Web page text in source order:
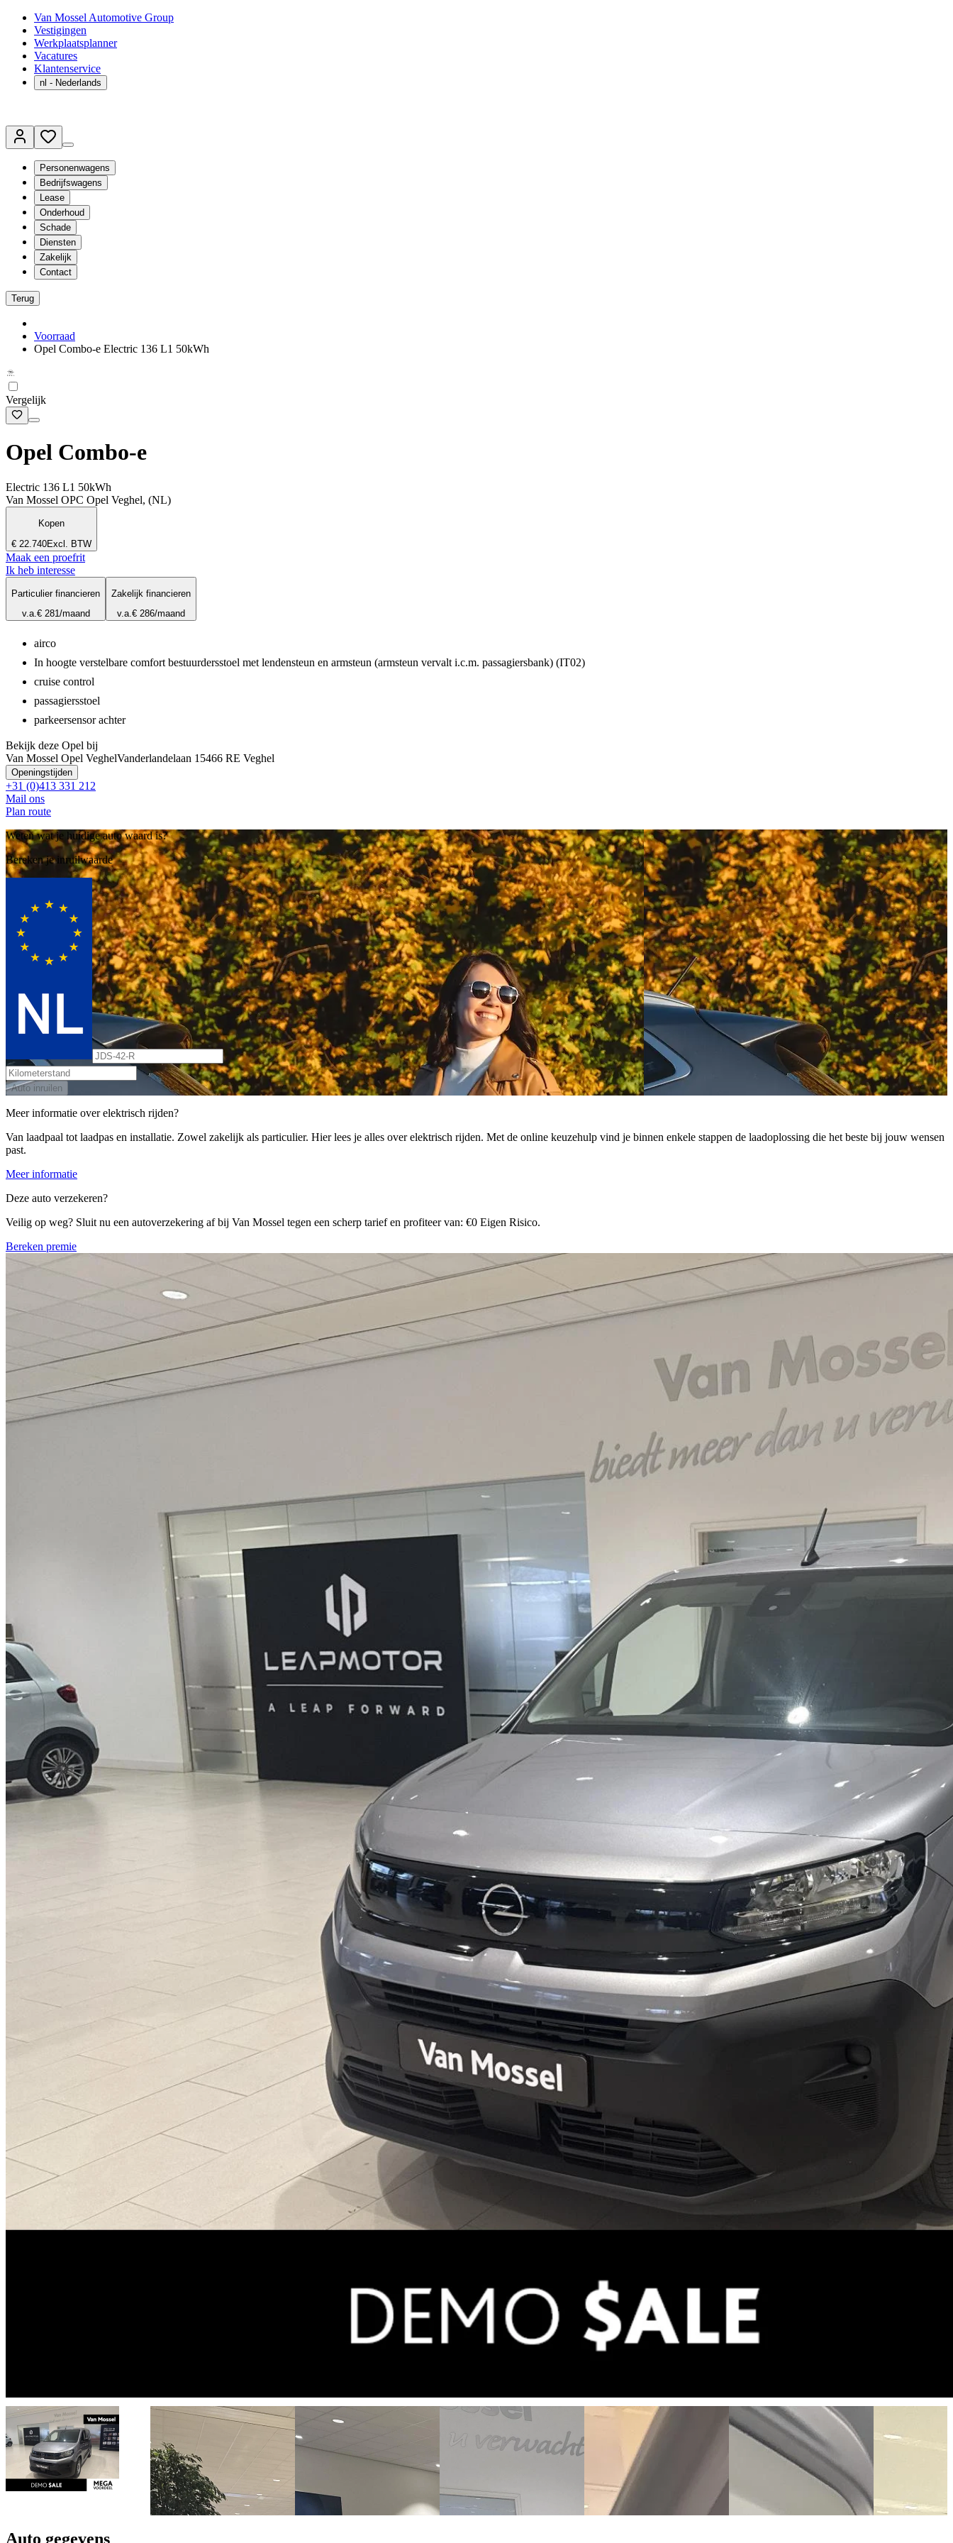
Van Mossel Automotive Group
Vestigingen
Werkplaatsplanner
Vacatures
Klantenservice
nl - Nederlands
Personenwagens
Bedrijfswagens
Lease
Onderhoud
Schade
Diensten
Zakelijk
Contact
Terug
Voorraad
Opel Combo-e Electric 136 L1 50kWh
Vergelijk
Opel Combo-e
Electric 136 L1 50kWh
Van Mossel OPC Opel Veghel, (NL)
Kopen
€ 22.740Excl. BTW
Maak een proefrit
Ik heb interesse
Particulier financieren
v.a.€ 281/maand
Zakelijk financieren
v.a.€ 286/maand
airco
In hoogte verstelbare comfort bestuurdersstoel met lendensteun en armsteun (armsteun vervalt i.c.m. passagiersbank) (IT02)
cruise control
passagiersstoel
parkeersensor achter
Bekijk deze Opel bij
Van Mossel Opel VeghelVanderlandelaan 1 5466 RE Veghel
Openingstijden
+31 (0)413 331 212
Mail ons
Plan route
Weten wat je huidige auto waard is?
Bereken je inruilwaarde
Auto inruilen
Meer informatie over elektrisch rijden?
Van laadpaal tot laadpas en installatie. Zowel zakelijk als particulier. Hier lees je alles over elektrisch rijden. Met de online keuzehulp vind je binnen enkele stappen de laadoplossing die het beste bij jouw wensen
past.
Meer informatie
Deze auto verzekeren?
Veilig op weg? Sluit nu een autoverzekering af bij Van Mossel tegen een scherp tarief en profiteer van: €0 Eigen Risico.
Bereken premie
Auto gegevens